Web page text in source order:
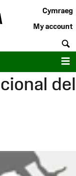
Cymraeg
My account
del